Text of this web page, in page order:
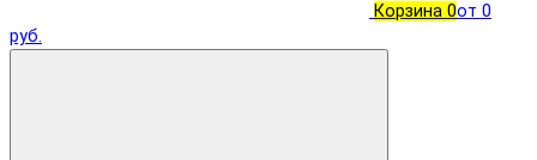
Корзина 0от 0
руб.